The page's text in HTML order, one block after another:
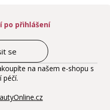
po přihlášení
se
na našem e-shopu s
péčí.